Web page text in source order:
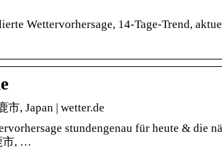
Wettervorhersage, 14-Tage-Trend,
, Japan | wetter.de
stundengenau für heute & die
市, …